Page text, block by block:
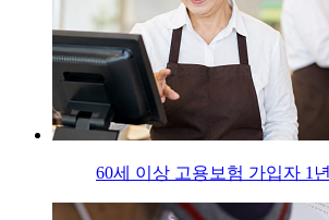
60세 이상 고용보험 가입자 1